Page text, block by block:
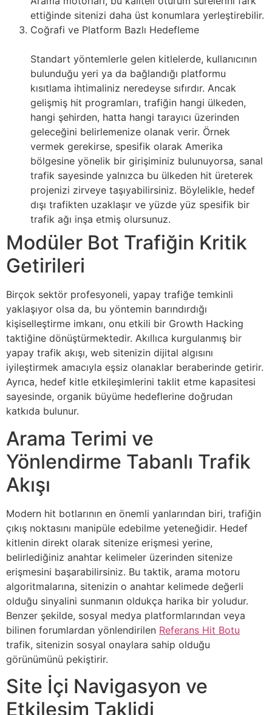
ettiğinde sitenizi daha üst konumlara yerleştirebilir.
Coğrafi ve Platform Bazlı Hedefleme
Standart yöntemlerle gelen kitlelerde, kullanıcının
bulunduğu yeri ya da bağlandığı platformu
kısıtlama ihtimaliniz neredeyse sıfırdır. Ancak
gelişmiş hit programları, trafiğin hangi ülkeden,
hangi şehirden, hatta hangi tarayıcı üzerinden
geleceğini belirlemenize olanak verir. Örnek
vermek gerekirse, spesifik olarak Amerika
bölgesine yönelik bir girişiminiz bulunuyorsa, sanal
trafik sayesinde yalnızca bu ülkeden hit üreterek
projenizi zirveye taşıyabilirsiniz. Böylelikle, hedef
dışı trafikten uzaklaşır ve yüzde yüz spesifik bir
trafik ağı inşa etmiş olursunuz.
Modüler Bot Trafiğin Kritik
Getirileri
Birçok sektör profesyoneli, yapay trafiğe temkinli
yaklaşıyor olsa da, bu yöntemin barındırdığı
kişiselleştirme imkanı, onu etkili bir Growth Hacking
taktiğine dönüştürmektedir. Akıllıca kurgulanmış bir
yapay trafik akışı, web sitenizin dijital algısını
iyileştirmek amacıyla eşsiz olanaklar beraberinde getirir.
Ayrıca, hedef kitle etkileşimlerini taklit etme kapasitesi
sayesinde, organik büyüme hedeflerine doğrudan
katkıda bulunur.
Arama Terimi ve
Yönlendirme Tabanlı Trafik
Akışı
Modern hit botlarının en önemli yanlarından biri, trafiğin
çıkış noktasını manipüle edebilme yeteneğidir. Hedef
kitlenin direkt olarak sitenize erişmesi yerine,
belirlediğiniz anahtar kelimeler üzerinden sitenize
erişmesini başarabilirsiniz. Bu taktik, arama motoru
algoritmalarına, sitenizin o anahtar kelimede değerli
olduğu sinyalini sunmanın oldukça harika bir yoludur.
Benzer şekilde, sosyal medya platformlarından veya
bilinen forumlardan yönlendirilen Referans Hit Botu
trafik, sitenizin sosyal onaylara sahip olduğu
görünümünü pekiştirir.
Site İçi Navigasyon ve
Etkileşim Taklidi